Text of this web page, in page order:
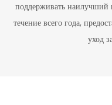
поддерживать наилучший
течение всего года,
уход